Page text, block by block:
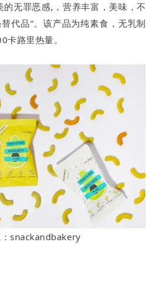
的无罪恶感,，营养丰富，美味，不
代品“。该产品为纯素食，无乳制
卡路里热量。
snackandbakery